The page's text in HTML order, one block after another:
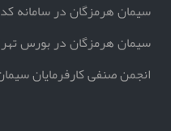
سیمان هرمزگان در سامانه
سیمان هرمزگان در بورس
انجمن صنفی کارفرمایان